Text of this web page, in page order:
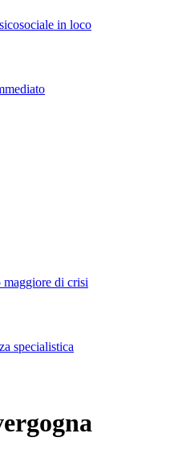
in loco
maggiore di crisi
specialistica